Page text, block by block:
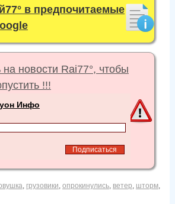
в предпочитаемые
новости Rai77°, чтобы
!!!
Инфо
грузовики опрокинулись, ветер шторм,